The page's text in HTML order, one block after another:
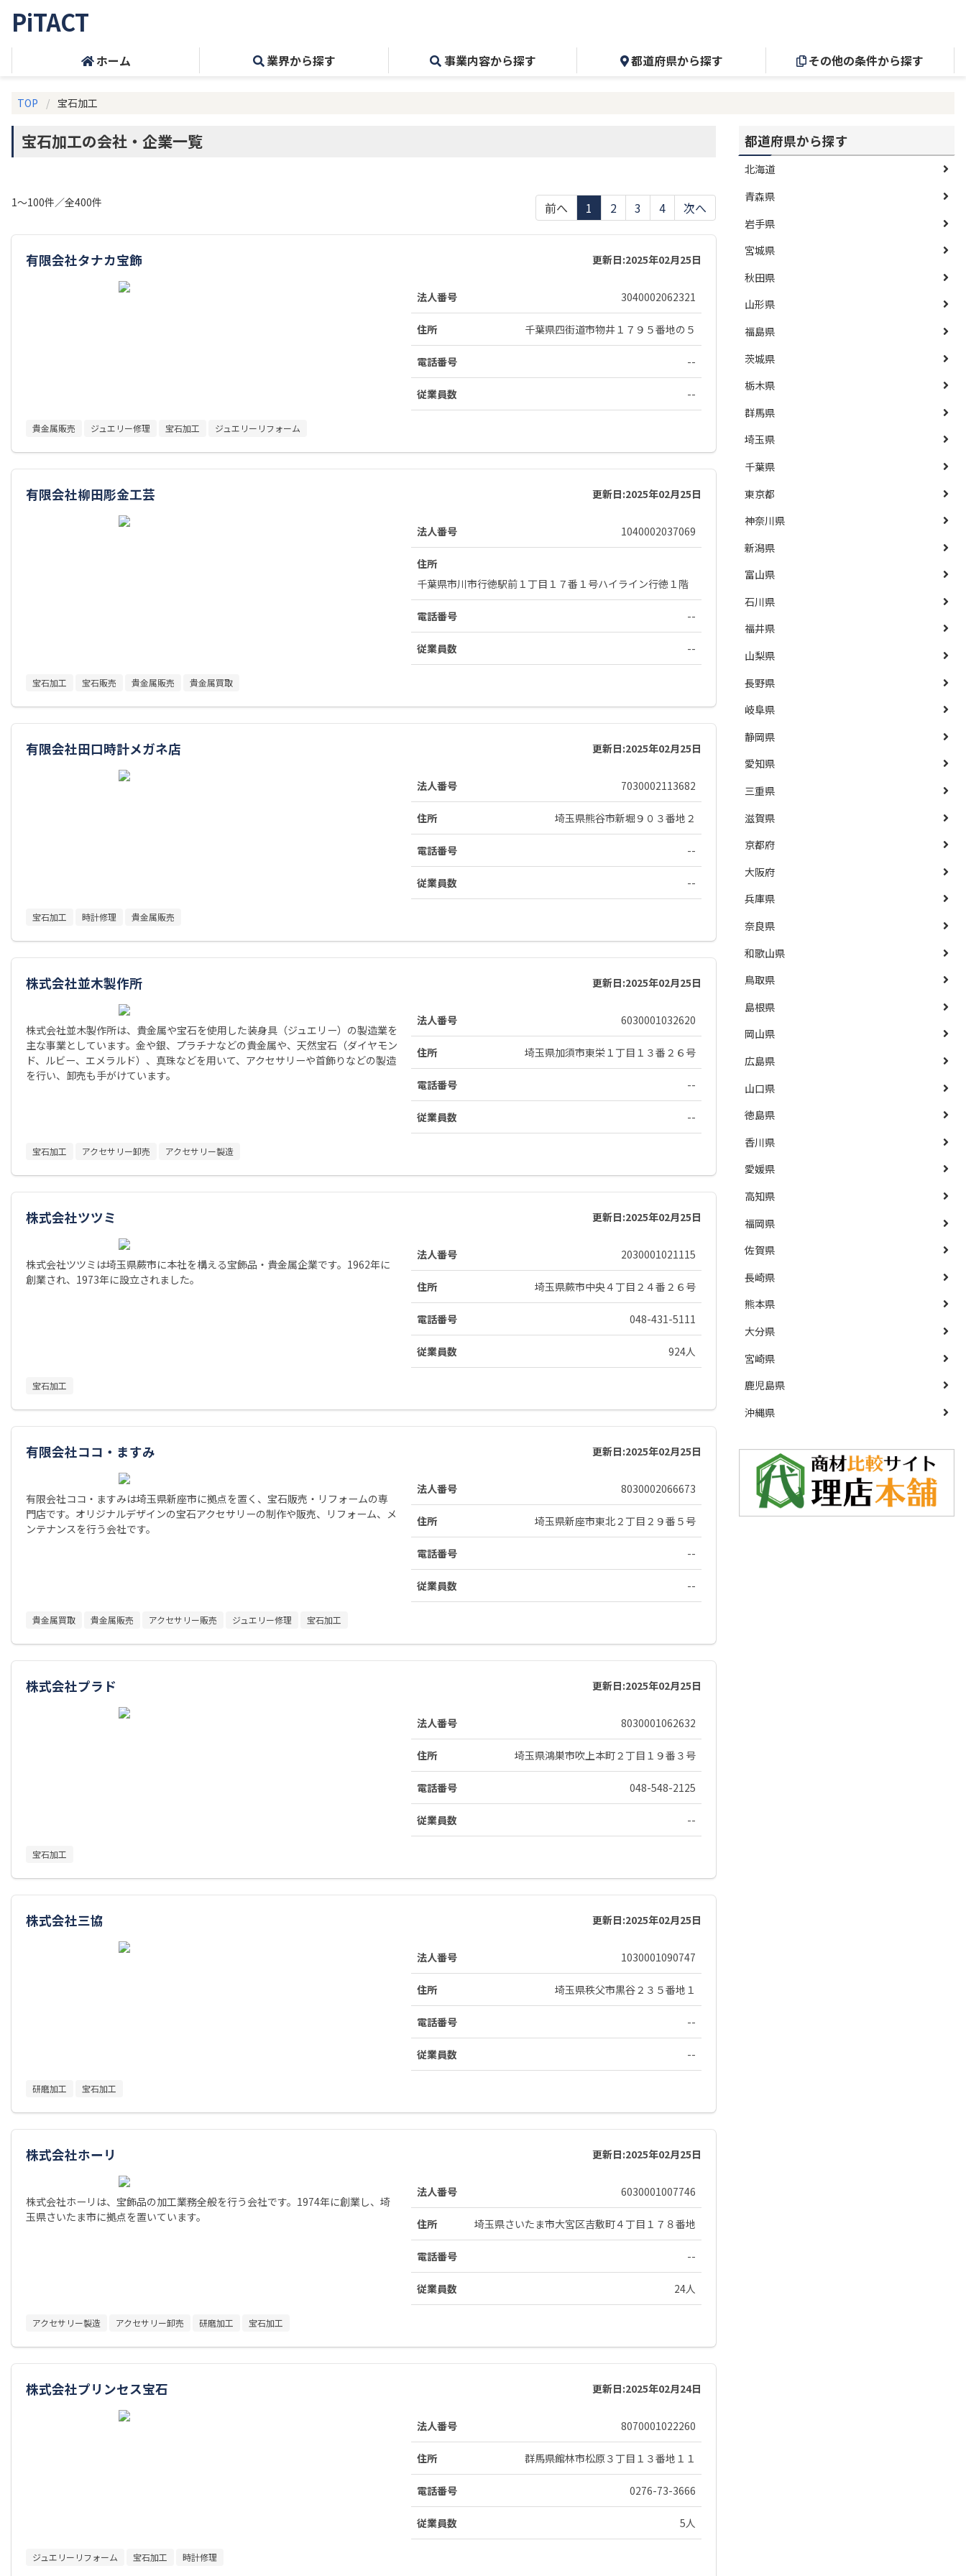
PiTACT
ホーム 業界から探す 事業内容から探す 都道府県から探す その他の条件から探す
TOP 宝石加工
宝石加工の会社・企業一覧
1～100件／全400件 前へ 1 2 3 4 次へ
有限会社タナカ宝飾 更新日:2025年02月25日
法人番号 3040002062321
住所 千葉県四街道市物井１７９５番地の５
電話番号 --
従業員数 --
貴金属販売 ジュエリー修理 宝石加工 ジュエリーリフォーム
有限会社柳田彫金工芸 更新日:2025年02月25日
法人番号 1040002037069
住所
千葉県市川市行徳駅前１丁目１７番１号ハイライン行徳１階
電話番号 --
従業員数 --
宝石加工 宝石販売 貴金属販売 貴金属買取
有限会社田口時計メガネ店 更新日:2025年02月25日
法人番号 7030002113682
住所 埼玉県熊谷市新堀９０３番地２
電話番号 --
従業員数 --
宝石加工 時計修理 貴金属販売
株式会社並木製作所 更新日:2025年02月25日
株式会社並木製作所は、貴金属や宝石を使用した装身具（ジュエリー）の製造業を
主な事業としています。金や銀、プラチナなどの貴金属や、天然宝石（ダイヤモン
ド、ルビー、エメラルド）、真珠などを用いて、アクセサリーや首飾りなどの製造
を行い、卸売も手がけています。
法人番号 6030001032620
住所 埼玉県加須市東栄１丁目１３番２６号
電話番号 --
従業員数 --
宝石加工 アクセサリー卸売 アクセサリー製造
株式会社ツツミ 更新日:2025年02月25日
株式会社ツツミは埼玉県蕨市に本社を構える宝飾品・貴金属企業です。1962年に
創業され、1973年に設立されました。
法人番号 2030001021115
住所 埼玉県蕨市中央４丁目２４番２６号
電話番号 048-431-5111
従業員数 924人
宝石加工
有限会社ココ・ますみ 更新日:2025年02月25日
有限会社ココ・ますみは埼玉県新座市に拠点を置く、宝石販売・リフォームの専
門店です。オリジナルデザインの宝石アクセサリーの制作や販売、リフォーム、メ
ンテナンスを行う会社です。
法人番号 8030002066673
住所 埼玉県新座市東北２丁目２９番５号
電話番号 --
従業員数 --
貴金属買取 貴金属販売 アクセサリー販売 ジュエリー修理 宝石加工
株式会社プラド 更新日:2025年02月25日
法人番号 8030001062632
住所 埼玉県鴻巣市吹上本町２丁目１９番３号
電話番号 048-548-2125
従業員数 --
宝石加工
株式会社三協 更新日:2025年02月25日
法人番号 1030001090747
住所 埼玉県秩父市黒谷２３５番地１
電話番号 --
従業員数 --
研磨加工 宝石加工
株式会社ホーリ 更新日:2025年02月25日
株式会社ホーリは、宝飾品の加工業務全般を行う会社です。1974年に創業し、埼
玉県さいたま市に拠点を置いています。
法人番号 6030001007746
住所 埼玉県さいたま市大宮区吉敷町４丁目１７８番地
電話番号 --
従業員数 24人
アクセサリー製造 アクセサリー卸売 研磨加工 宝石加工
株式会社プリンセス宝石 更新日:2025年02月24日
法人番号 8070001022260
住所 群馬県館林市松原３丁目１３番地１１
電話番号 0276-73-3666
従業員数 5人
ジュエリーリフォーム 宝石加工 時計修理
都道府県から探す
北海道
青森県
岩手県
宮城県
秋田県
山形県
福島県
茨城県
栃木県
群馬県
埼玉県
千葉県
東京都
神奈川県
新潟県
富山県
石川県
福井県
山梨県
長野県
岐阜県
静岡県
愛知県
三重県
滋賀県
京都府
大阪府
兵庫県
奈良県
和歌山県
鳥取県
島根県
岡山県
広島県
山口県
徳島県
香川県
愛媛県
高知県
福岡県
佐賀県
長崎県
熊本県
大分県
宮崎県
鹿児島県
沖縄県